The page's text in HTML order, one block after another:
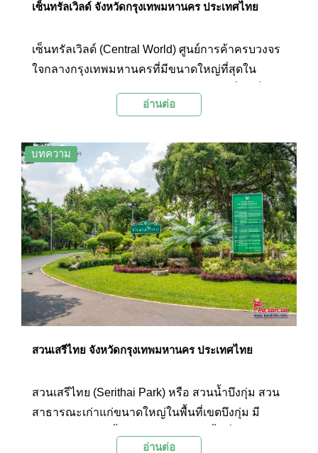
เซ็นทรัลเวิลด์ จังหวัดกรุงเทพมหานคร ประเทศไทย
เซ็นทรัลเวิลด์ (Central World) ศูนย์การค้าครบวงจร
ใจกลางกรุงเทพมหานครที่มีขนาดใหญ่ที่สุดใน
อ่านต่อ
บทความ
สวนเสรีไทย จังหวัดกรุงเทพมหานคร ประเทศไทย
สวนเสรีไทย (Serithai Park) หรือ สวนน้ำบึงกุ่ม สวน
สาธารณะเก่าแก่ขนาดใหญ่ในพื้นที่เขตบึงกุ่ม มี
อ่านต่อ